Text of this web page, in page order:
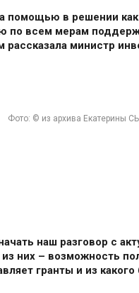
помощью в решении
по всем мерам
рассказала министр
Фото: © из архива Екатерины
наш разговор с
них – возможность
гранты и из